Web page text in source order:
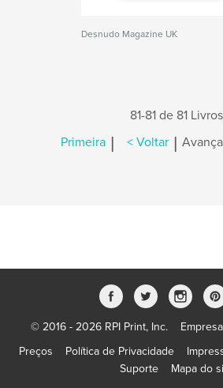
Desnudo Magazine UK
81-81 de 81 Livros
Primeira | < Voltar |
© 2016 - 2026 RPI Print, Inc. Empresa
Preços
Política de Privacidade
Suporte
Mapa do